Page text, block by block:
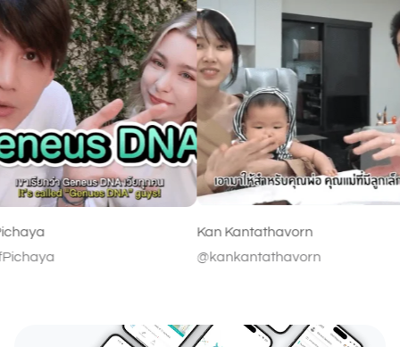
Kan Kantathavorn
@kankantathavorn